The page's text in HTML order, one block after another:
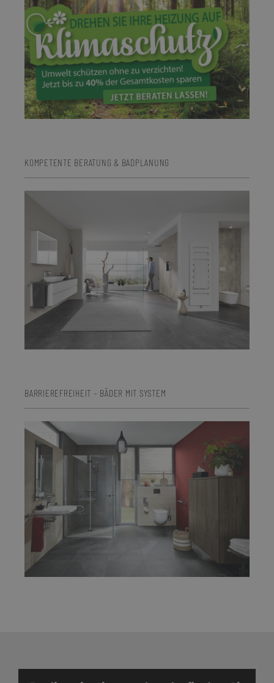
KOMPETENTE BERATUNG & BADPLANUNG
BARRIEREFREIHEIT – BÄDER MIT SYSTEM